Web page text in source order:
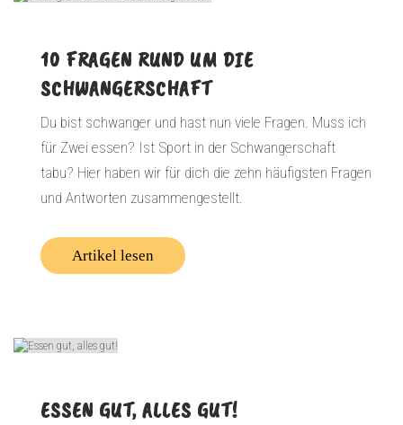
10 FRAGEN RUND UM DIE
SCHWANGERSCHAFT
Du bist schwanger und hast nun viele Fragen. Muss ich
für Zwei essen? Ist Sport in der Schwangerschaft
tabu? Hier haben wir für dich die zehn häufigsten Fragen
und Antworten zusammengestellt.
Artikel lesen
ESSEN GUT, ALLES GUT!